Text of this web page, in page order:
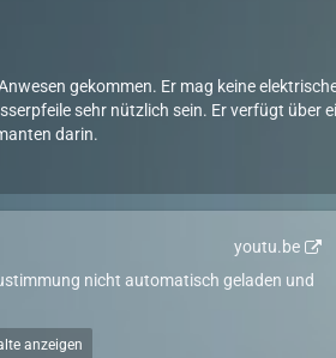
gekommen. Er mag keine
sehr nützlich sein. Er verfügt über
darin.
youtu.be
nicht automatisch geladen und
anzeigen